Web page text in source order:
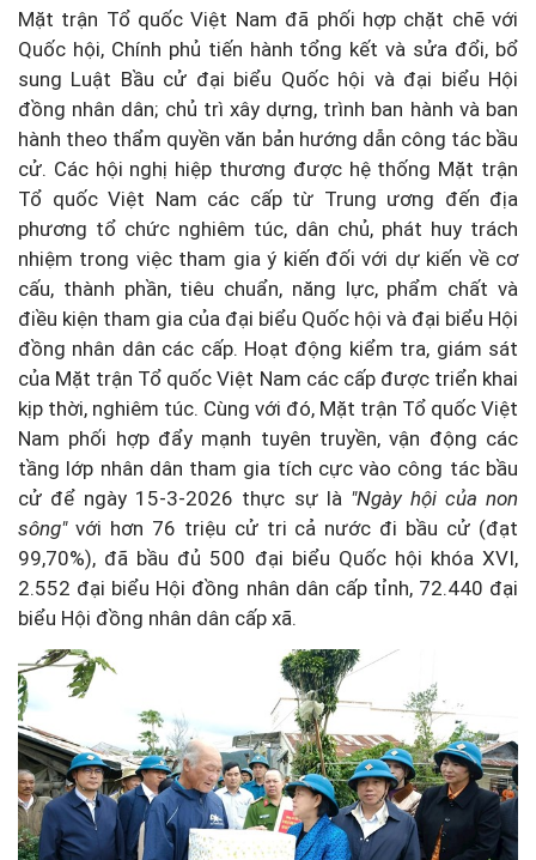
Mặt trận Tổ quốc Việt Nam đã phối hợp chặt chẽ với
Quốc hội, Chính phủ tiến hành tổng kết và sửa đổi, bổ
sung Luật Bầu cử đại biểu Quốc hội và đại biểu Hội
đồng nhân dân; chủ trì xây dựng, trình ban hành và ban
hành theo thẩm quyền văn bản hướng dẫn công tác bầu
cử. Các hội nghị hiệp thương được hệ thống Mặt trận
Tổ quốc Việt Nam các cấp từ Trung ương đến địa
phương tổ chức nghiêm túc, dân chủ, phát huy trách
nhiệm trong việc tham gia ý kiến đối với dự kiến về cơ
cấu, thành phần, tiêu chuẩn, năng lực, phẩm chất và
điều kiện tham gia của đại biểu Quốc hội và đại biểu Hội
đồng nhân dân các cấp. Hoạt động kiểm tra, giám sát
của Mặt trận Tổ quốc Việt Nam các cấp được triển khai
kịp thời, nghiêm túc. Cùng với đó, Mặt trận Tổ quốc Việt
Nam phối hợp đẩy mạnh tuyên truyền, vận động các
tầng lớp nhân dân tham gia tích cực vào công tác bầu
cử để ngày 15-3-2026 thực sự là "Ngày hội của non
sông"với hơn 76 triệu cử tri cả nước đi bầu cử (đạt
99,70%), đã bầu đủ 500 đại biểu Quốc hội khóa XVI,
2.552 đại biểu Hội đồng nhân dân cấp tỉnh, 72.440 đại
biểu Hội đồng nhân dân cấp xã.